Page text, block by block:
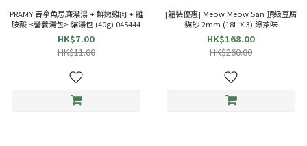
PRAMY 吞拿魚忌廉濃湯 + 鮮嫩雞肉 + 離
胺酸 <營養湯包> 貓湯包 (40g) 045444
HK$7.00
HK$11.00
[箱裝優惠] Meow Meow San 頂級豆腐
貓砂 2mm (18L X 3) 綠茶味
HK$168.00
HK$260.00